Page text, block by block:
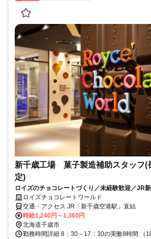
新千歳工場 菓子製造補助スタッフ(
定)
ロイズのチョコレートづくり／未経験歓迎／JR
ロイズチョコレートワールド
交通・アクセス JR「新千歳空港駅」直結
時給1,240円～1,360円
北海道千歳市
勤務時間詳細 8：30～17：30の実働8時間 （1